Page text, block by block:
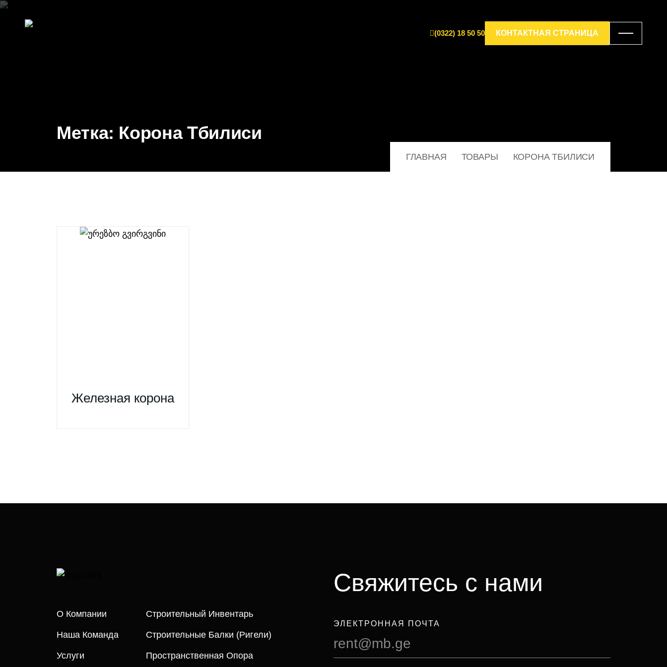
(0322) 18 50 50 КОНТАКТНАЯ СТРАНИЦА
Метка: Корона Тбилиси
ГЛАВНАЯ ТОВАРЫ КОРОНА ТБИЛИСИ
Железная корона
О Компании
Наша Команда
Услуги
Строительный Инвентарь
Строительные Балки (ригели)
Пространственная Опора
Свяжитесь с нами
ЭЛЕКТРОННАЯ ПОЧТА
rent@mb.ge